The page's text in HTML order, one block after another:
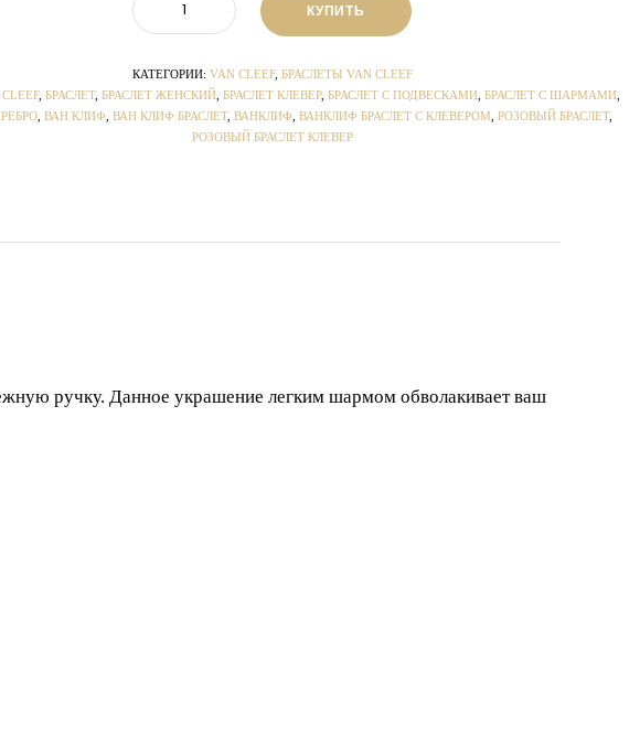
КУПИТЬ
КАТЕГОРИИ: VAN CLEEF, БРАСЛЕТЫ VAN CLEEF
, БРАСЛЕТ, БРАСЛЕТ ЖЕНСКИЙ БРАСЛЕТ КЛЕВЕР, БРАСЛЕТ С ПОДВЕСКАМИ БРАСЛЕТ С ШАРМАМИ
ВАН КЛИФ ВАН КЛИФ БРАСЛЕТ, ВАНКЛИФ ВАНКЛИФ БРАСЛЕТ С КЛЕВЕРОМ РОЗОВЫЙ БРАСЛЕТ,
РОЗОВЫЙ БРАСЛЕТ КЛЕВЕР
ручку. Данное украшение легким шармом обволакивает ваш